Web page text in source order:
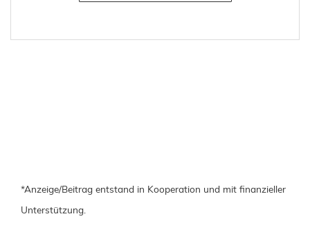
*Anzeige/Beitrag entstand in Kooperation und mit finanzieller
Unterstützung.